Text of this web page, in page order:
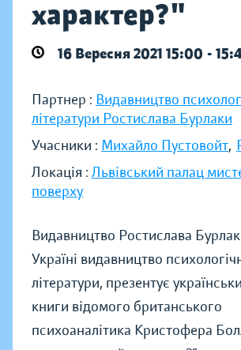
характер?"
16 Вересня 2021 15:00 -
Партнер : Видавництво
літератури Ростислава Бурлаки
Учасники : Михайло Пустовойт,
Локація : Львівський палац
поверху
Видавництво Ростислава
Україні видавництво
літератури, презентує
книги відомого британського
психоаналітика Кристофера